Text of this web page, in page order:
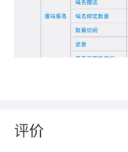
评价